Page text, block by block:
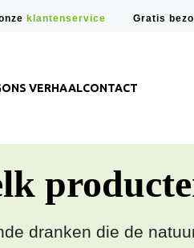
klantenservice Gratis
ONS VERHAALCONTACT
dranken die de